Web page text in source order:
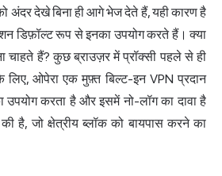
अंदर देखे बिना ही आगे भेज देते हैं, यही कारण है
डिफ़ॉल्ट रूप से इनका उपयोग करते हैं। क्या
हैं? कुछ ब्राउज़र में प्रॉक्सी पहले से ही
लिए, ओपेरा एक मुफ़्त बिल्ट-इन VPN प्रदान
करता है और इसमें नो-लॉग का दावा है
है, जो क्षेत्रीय ब्लॉक को बायपास करने का